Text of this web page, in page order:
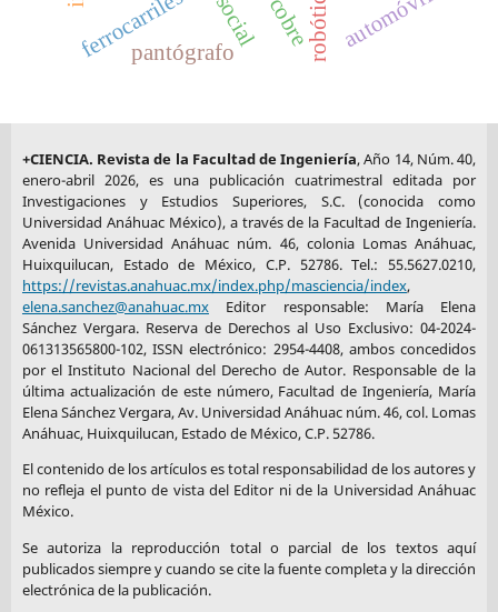
ferrocarriles automóvil
pantógrafo
cobre
+CIENCIA. Revista de la Facultad de Ingeniería, Año 14, Núm. 40,
enero-abril 2026, es una publicación cuatrimestral editada por
Investigaciones y Estudios Superiores, S.C. (conocida como
Universidad Anáhuac México), a través de la Facultad de Ingeniería.
Avenida Universidad Anáhuac núm. 46, colonia Lomas Anáhuac,
Huixquilucan, Estado de México, C.P. 52786. Tel.: 55.5627.0210,
https://revistas.anahuac.mx/index.php/masciencia/index,
elena.sanchez@anahuac.mxEditor responsable: María Elena
Sánchez Vergara. Reserva de Derechos al Uso Exclusivo: 04-2024-
061313565800-102, ISSN electrónico: 2954-4408, ambos concedidos
por el Instituto Nacional del Derecho de Autor. Responsable de la
última actualización de este número, Facultad de Ingeniería, María
Elena Sánchez Vergara, Av. Universidad Anáhuac núm. 46, col. Lomas
Anáhuac, Huixquilucan, Estado de México, C.P. 52786.
El contenido de los artículos es total responsabilidad de los autores y
no refleja el punto de vista del Editor ni de la Universidad Anáhuac
México.
Se autoriza la reproducción total o parcial de los textos aquí
publicados siempre y cuando se cite la fuente completa y la dirección
electrónica de la publicación.